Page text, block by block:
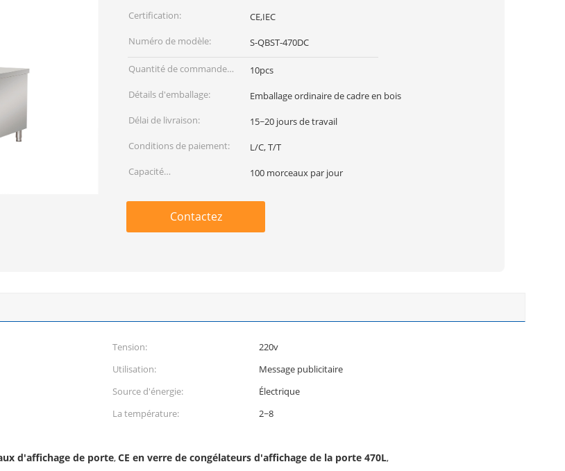
Certification:
CE,IEC
Numéro de modèle:
S-QBST-470DC
Quantité de commande
min:
10pcs
Détails d'emballage:
Emballage ordinaire de cadre en bois
Délai de livraison:
15~20 jours de travail
Conditions de paiement:
L/C, T/T
Capacité
100 morceaux par jour
Contactez
Tension:
220v
Utilisation:
Message publicitaire
Source d'énergie:
Électrique
La température:
2~8
d'affichage de porte,CE en verre de congélateurs d'affichage de la porte 470L,